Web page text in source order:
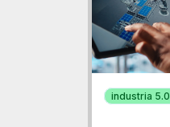
industria 5.0